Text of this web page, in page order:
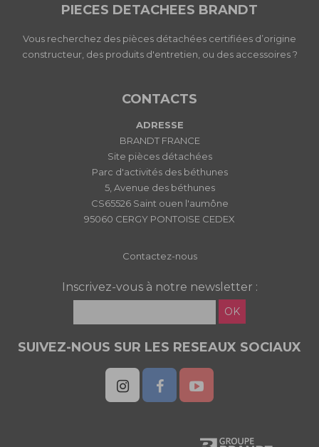
PIECES DETACHEES BRANDT
Vous recherchez des pièces détachées certifiées d’origine
constructeur, des produits d'entretien, ou des accessoires ?
CONTACTS
ADRESSE
BRANDT FRANCE
Site pièces détachées
Parc d'activités des béthunes
5, Avenue des béthunes
CS65526 Saint ouen l'aumône
95060 CERGY PONTOISE CEDEX
Contactez-nous
Inscrivez-vous à notre newsletter :
OK
SUIVEZ-NOUS SUR LES RESEAUX SOCIAUX